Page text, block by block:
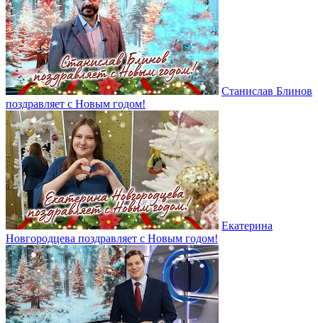
Станислав Блинов
поздравляет с Новым годом!
Екатерина
Новгородцева поздравляет с Новым годом!